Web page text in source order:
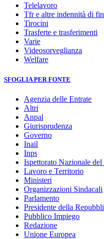
Telelavoro
Tfr e altre indennità di
Tirocini
Trasferte e trasferimenti
Varie
Videosorveglianza
Welfare
SFOGLIA PER FONTE
Agenzia delle Entrate
Altri
Anpal
Giurisprudenza
Governo
Inail
Inps
Ispettorato Nazionale
Lavoro e Territorio
Ministeri
Organizzazioni Sindacali
Parlamento
Presidente della
Pubblico Impiego
Redazione
Unione Europea